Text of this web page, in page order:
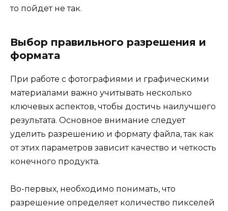
то пойдет не так.
Выбор правильного разрешения и
формата
При работе с фотографиями и графическими
материалами важно учитывать несколько
ключевых аспектов, чтобы достичь наилучшего
результата. Основное внимание следует
уделить разрешению и формату файла, так как
от этих параметров зависит качество и четкость
конечного продукта.
Во-первых, необходимо понимать, что
разрешение определяет количество пикселей